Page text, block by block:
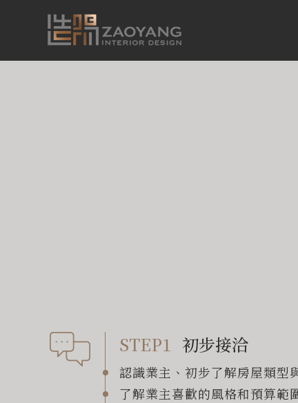
STEP1 初步接洽
認識業主、初步了解房屋類型
了解業主喜歡的風格和預算範